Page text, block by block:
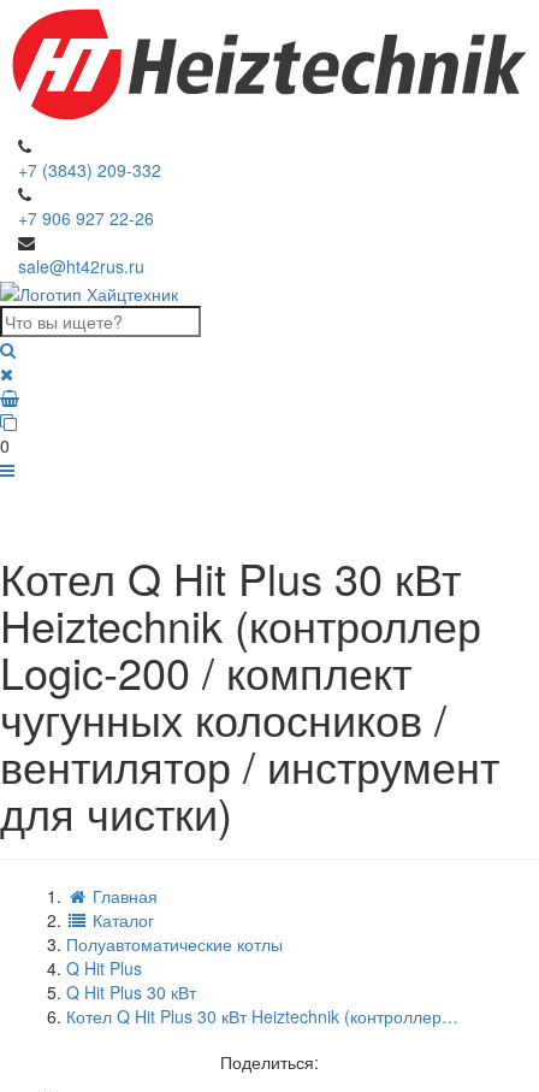
+7 (3843) 209-332
+7 906 927 22-26
sale@ht42rus.ru
0
Котел Q Hit Plus 30 кВт
Heiztechnik (контроллер
Logic-200 / комплект
чугунных колосников /
вентилятор / инструмент
для чистки)
Главная
Каталог
Полуавтоматические котлы
Q Hit Plus
Q Hit Plus 30 кВт
Котел Q Hit Plus 30 кВт Heiztechnik (контроллер…
Поделиться: